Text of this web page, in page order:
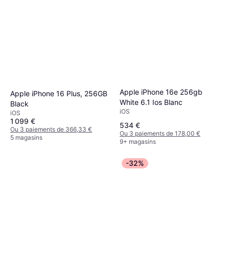
Apple iPhone 16 Plus, 256GB
Black
iOS
1 099 €
Ou 3 paiements de 366,33 €
5 magasins
Apple iPhone 16e 256gb
White 6.1 Ios Blanc
iOS
534 €
Ou 3 paiements de 178,00 €
9+ magasins
-32%